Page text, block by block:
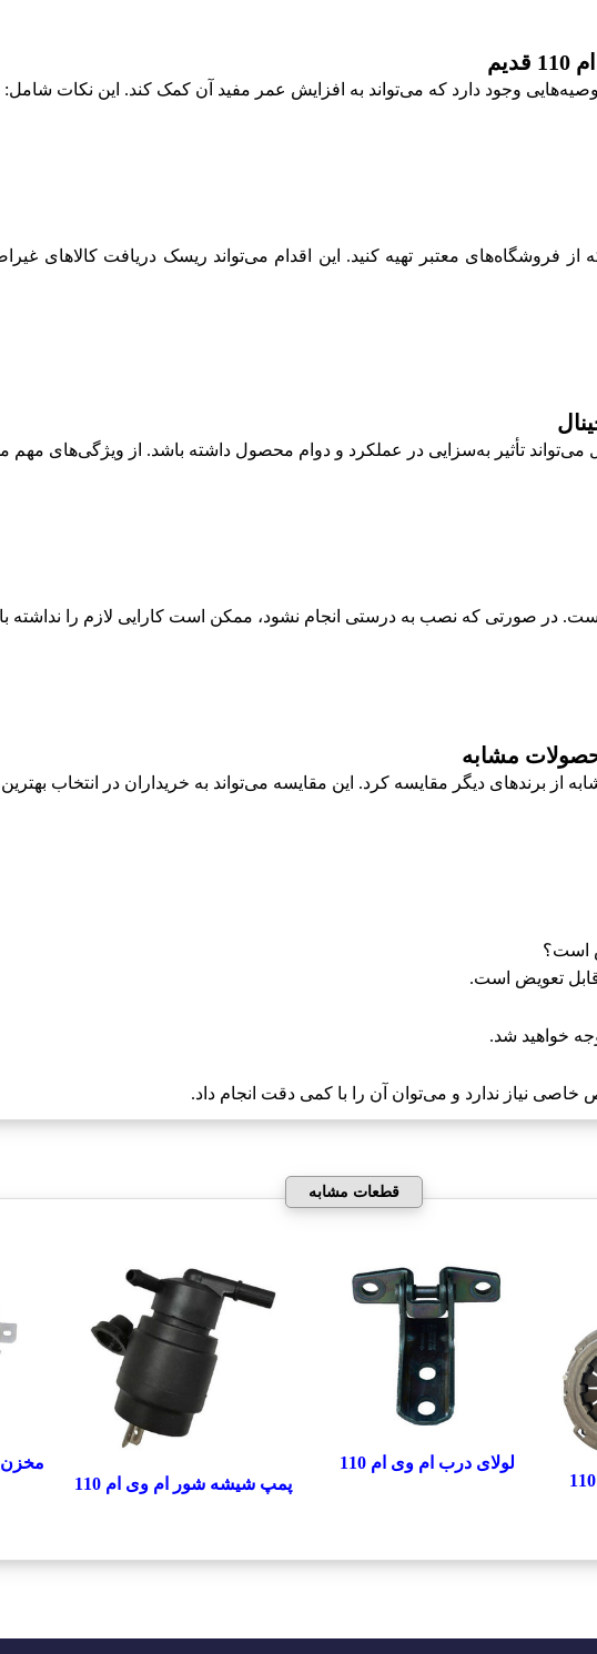
ام وی ام 110 قدیم، مهم است که از فروشگاه‌های معتبر تهیه کنید. این اقدام می‌تواند ریسک
خواهید شد.
قطعات مشابه
لولای درب ام وی ام 110
پمپ شیشه شور ام وی ام 110
مخزن